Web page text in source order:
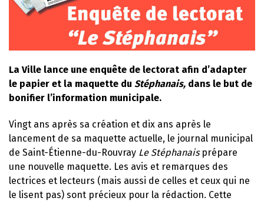
La Ville lance une enquête de lectorat afin d’adapter
le papier et la maquette du Stéphanais, dans le but de
bonifier l’information municipale.
Vingt ans après sa création et dix ans après le
lancement de sa maquette actuelle, le journal municipal
de Saint-Étienne-du-Rouvray Le Stéphanaisprépare
une nouvelle maquette. Les avis et remarques des
lectrices et lecteurs (mais aussi de celles et ceux qui ne
le lisent pas) sont précieux pour la rédaction. Cette